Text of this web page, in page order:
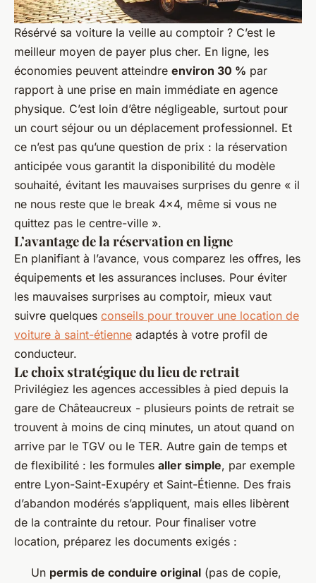
Résérvé sa voiture la veille au comptoir ? C’est le
meilleur moyen de payer plus cher. En ligne, les
économies peuvent atteindre environ 30 % par
rapport à une prise en main immédiate en agence
physique. C’est loin d’être négligeable, surtout pour
un court séjour ou un déplacement professionnel. Et
ce n’est pas qu’une question de prix : la réservation
anticipée vous garantit la disponibilité du modèle
souhaité, évitant les mauvaises surprises du genre « il
ne nous reste que le break 4x4, même si vous ne
quittez pas le centre-ville ».
L’avantage de la réservation en ligne
En planifiant à l’avance, vous comparez les offres, les
équipements et les assurances incluses. Pour éviter
les mauvaises surprises au comptoir, mieux vaut
suivre quelques conseils pour trouver une location de
voiture à saint-étienne adaptés à votre profil de
conducteur.
Le choix stratégique du lieu de retrait
Privilégiez les agences accessibles à pied depuis la
gare de Châteaucreux - plusieurs points de retrait se
trouvent à moins de cinq minutes, un atout quand on
arrive par le TGV ou le TER. Autre gain de temps et
de flexibilité : les formules aller simple, par exemple
entre Lyon-Saint-Exupéry et Saint-Étienne. Des frais
d’abandon modérés s’appliquent, mais elles libèrent
de la contrainte du retour. Pour finaliser votre
location, préparez les documents exigés :
Un permis de conduire original (pas de copie,